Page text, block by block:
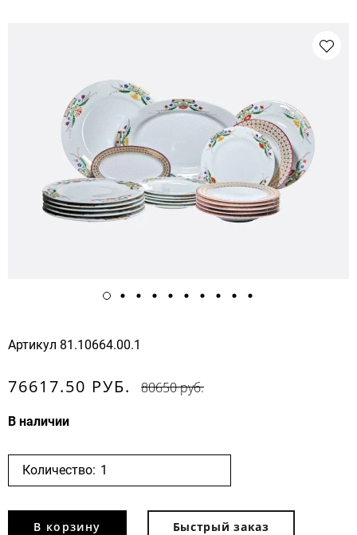
Артикул 81.10664.00.1
76617.50 РУБ. 80650 руб.
В наличии
Количество:
В корзину Быстрый заказ